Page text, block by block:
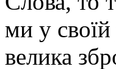
ми у
велика